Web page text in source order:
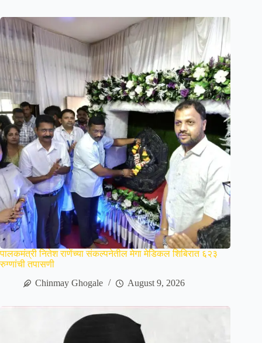
पालकमंत्री नितेश राणेंच्या संकल्पनेतील मेगा मेडिकल शिबिरात ६२३
रुग्णांची तपासणी
Chinmay Ghogale
August 9, 2026